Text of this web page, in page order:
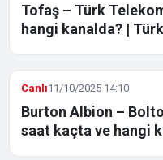
Tofaş – Türk
hangi kanalda? |
Canlı11/10/2025 14:10
Burton Albion –
saat kaçta ve hangi